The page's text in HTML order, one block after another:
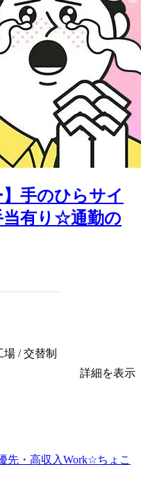
】手のひらサイ
有り☆通勤の
/ 交替制
詳細を表示